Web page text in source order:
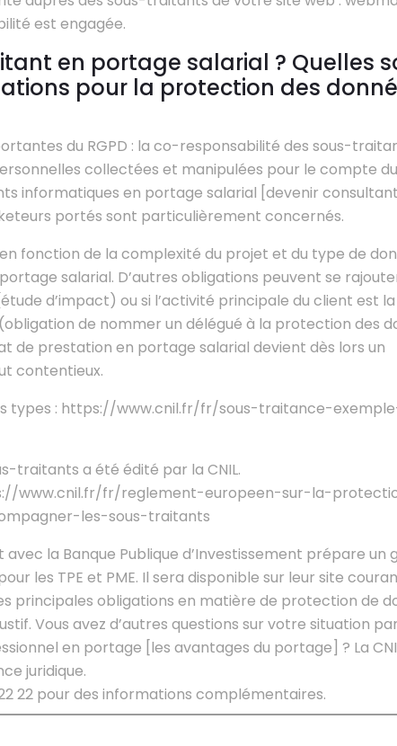
est engagée.
en portage salarial ? Quelles
pour la protection des
du RGPD : la co-responsabilité des sous-
collectées et manipulées pour le compte
informatiques en portage salarial [devenir
portés sont particulièrement concernés.
fonction de la complexité du projet et du type de
salarial. D’autres obligations peuvent se
d’impact) ou si l’activité principale du client est
de nommer un délégué à la protection des
de prestation en portage salarial devient dès lors un
contentieux.
types : https://www.cnil.fr/fr/sous-traitance-
traitants a été édité par la CNIL.
www.cnil.fr/fr/reglement-europeen-sur-la-
les-sous-traitants
avec la Banque Publique d’Investissement prépare un
les TPE et PME. Il sera disponible sur leur site
principales obligations en matière de protection de
Vous avez d’autres questions sur votre situation
en portage [les avantages du portage] ? La
juridique.
22 pour des informations complémentaires.